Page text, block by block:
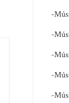
-
-
-
-
-